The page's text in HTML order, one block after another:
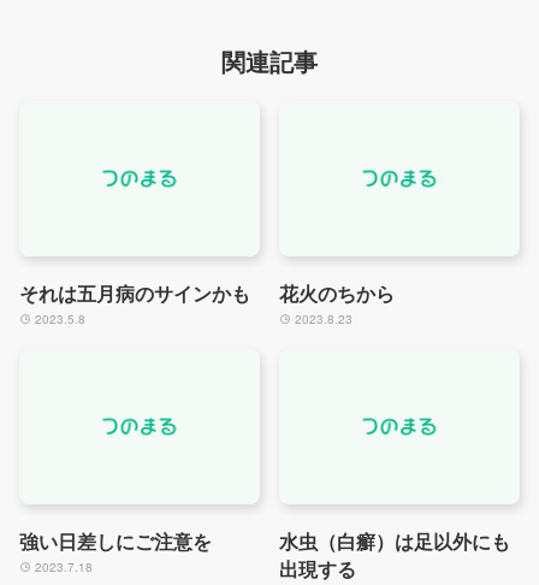
関連記事
それは五月病のサインかも
2023.5.8
花火のちから
2023.8.23
強い日差しにご注意を
2023.7.18
水虫（白癬）は足以外にも
出現する